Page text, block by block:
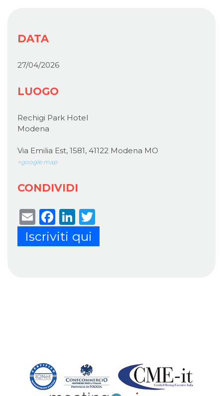
DATA
27/04/2026
LUOGO
Rechigi Park Hotel
Modena
Via Emilia Est, 1581, 41122 Modena MO
+google map
CONDIVIDI
EmailFacebook
LinkedIn
Iscriviti qui